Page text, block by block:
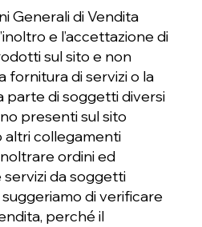
Generali di Vendita
e l’accettazione di
sul sito e non
fornitura di servizi o la
parte di soggetti diversi
presenti sul sito
altri collegamenti
ordini ed
da soggetti
di verificare
perché il